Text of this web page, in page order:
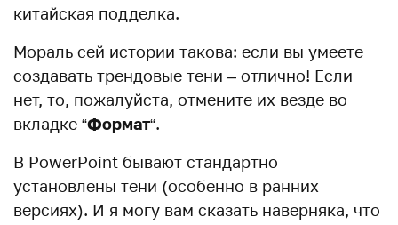
китайская подделка.
Мораль сей истории такова: если вы умеете
создавать трендовые тени – отлично! Если
нет, то, пожалуйста, отмените их везде во
вкладке “Формат“.
В PowerPoint бывают стандартно
установлены тени (особенно в ранних
версиях). И я могу вам сказать наверняка, что